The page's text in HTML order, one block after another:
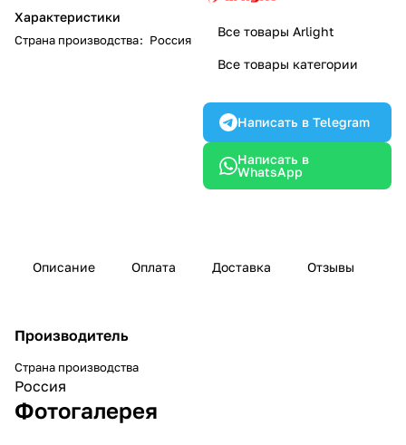
Характеристики
Страна производства: Россия
Все товары Arlight
Все товары категории
Написать в Telegram
Написать в
WhatsApp
Описание Оплата Доставка Отзывы
Производитель
Страна производства
Россия
Фотогалерея